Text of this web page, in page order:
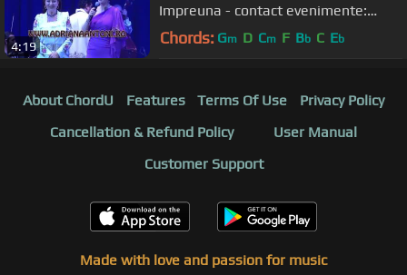
4:19
Impreuna - contact evenimente:
0744534735 ( SHARE )
Chords: Gm D Cm F Bb C Eb
About ChordU Features Terms Of Use
Privacy Policy
Cancellation & Refund Policy
User Manual
Customer Support
Made with love and passion for music